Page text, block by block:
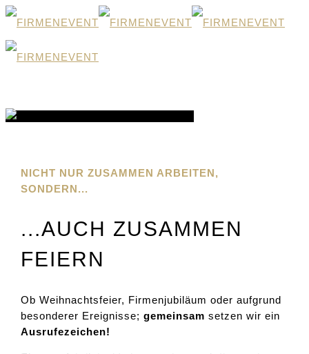
NICHT NUR ZUSAMMEN ARBEITEN,
SONDERN...
...AUCH ZUSAMMEN
FEIERN
Ob Weihnachtsfeier, Firmenjubiläum oder aufgrund
besonderer Ereignisse; gemeinsam setzen wir ein
Ausrufezeichen!